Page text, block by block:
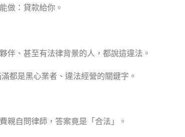
做：貸款給你。
伴、甚至有法律背景的人，都說這違法。
都是黑心業者、違法經營的關鍵字。
親自問律師，答案竟是「合法」。